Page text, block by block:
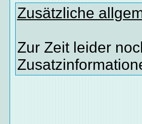
Zusätzliche
Zur Zeit leider